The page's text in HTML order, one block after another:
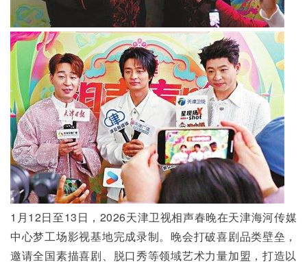
1月12日至13日，2026天津卫视相声春晚在天津海河传媒
中心梦工场影视基地完成录制。晚会打破喜剧品类壁垒，
邀请全国素描喜剧、脱口秀等领域艺术力量加盟，打造以